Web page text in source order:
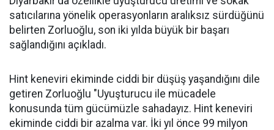
satıcılarına yönelik operasyonların aralıksız sürdüğünü
belirten Zorluoğlu, son iki yılda büyük bir başarı
sağlandığını açıkladı.
Hint keneviri ekiminde ciddi bir düşüş yaşandığını dile
getiren Zorluoğlu "Uyuşturucu ile mücadele
konusunda tüm gücümüzle sahadayız. Hint keneviri
ekiminde ciddi bir azalma var. İki yıl önce 99 milyon